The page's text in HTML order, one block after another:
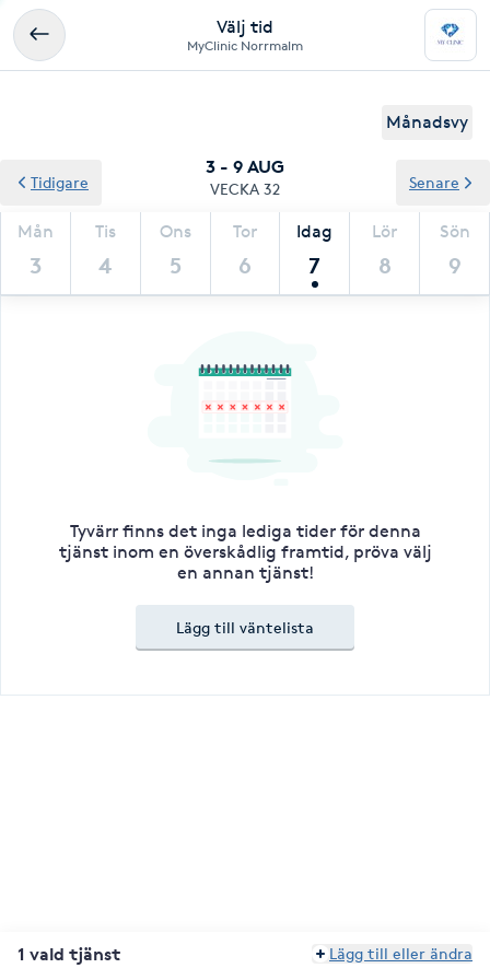
Välj tid
MyClinic Norrmalm
Månadsvy
3 - 9 AUG
VECKA 32
Mån
3
Tis
4
Ons
5
Tor
6
Idag
7
Lör
8
Sön
9
Tidigare Senare
Tyvärr finns det inga lediga tider för denna
tjänst inom en överskådlig framtid, pröva välj
en annan tjänst!
Lägg till väntelista
1 vald tjänst Lägg till eller ändra